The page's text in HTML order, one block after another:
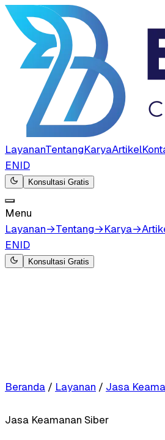
LayananTentangKaryaArtikel
ENID
Konsultasi Gratis
Menu
Layanan→Tentang→Karya→
ENID
Konsultasi Gratis
Beranda / Layanan / Jasa
Jasa Keamanan Siber